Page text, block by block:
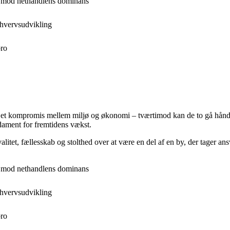
mellem miljø og økonomi – tværtimod kan de to gå
for fremtidens vækst.
fællesskab og stolthed over at være en del af en by, der tager
nethandlens dominans